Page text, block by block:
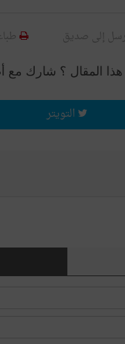
إلى صديق
المقال ؟ شارك مع
التويتر